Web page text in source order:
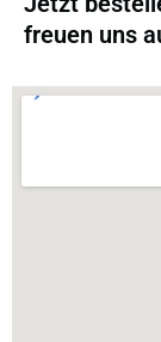
freuen uns